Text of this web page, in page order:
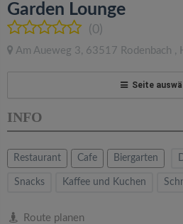
Garden Lounge
(0)
Am Aueweg 3, 63517 Rodenbach ,
Seite
INFO
Restaurant Cafe Biergarten
Snacks Kaffee und Kuchen
Route planen
e
a
v
i